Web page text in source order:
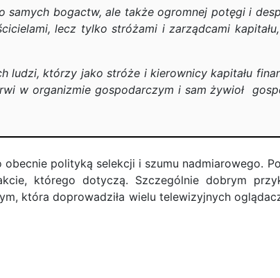
samych bogactw, ale także ogromnej potęgi i
lecz tylko stróżami i zarządcami
ludzi, którzy jako stróże i kierownicy kapitału
w organizmie gospodarczym i sam żywioł
polityką selekcji i szumu nadmiarowego.
którego dotyczą. Szczególnie dobrym
która doprowadziła wielu telewizyjnych